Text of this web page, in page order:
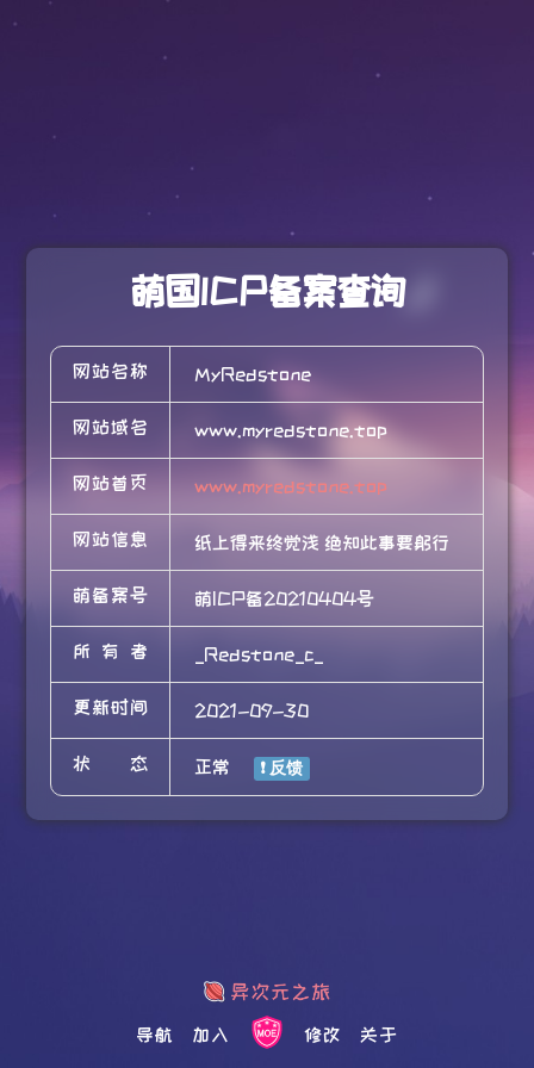
萌国ICP备案查询
网站名称 MyRedstone
网站域名 www.myredstone.top
网站首页 www.myredstone.top
网站信息 纸上得来终觉浅 绝知此事要躬行
萌备案号 萌ICP备20210404号
所有者 _Redstone_c_
更新时间 2021-09-30
状态 正常
导航 加入 修改 关于